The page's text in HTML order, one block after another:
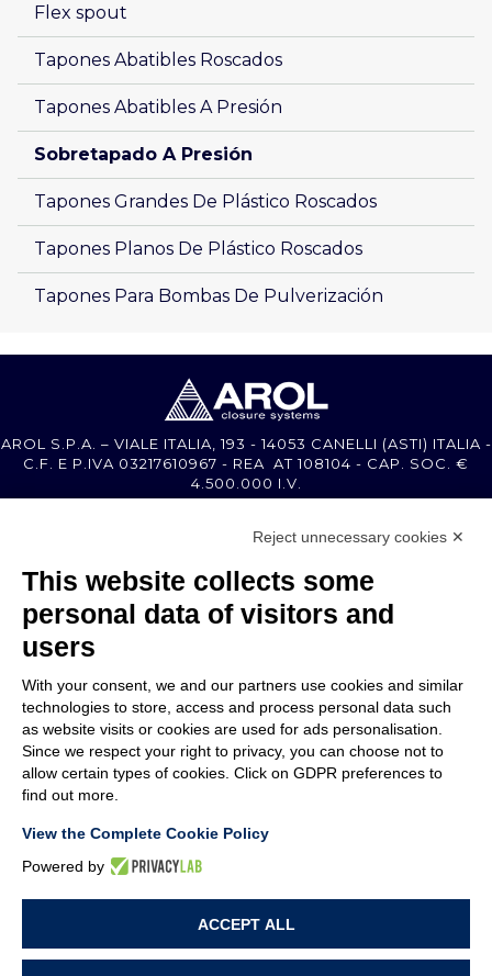
Flex spout
Tapones Abatibles Roscados
Tapones Abatibles A Presión
Sobretapado A Presión
Tapones Grandes De Plástico Roscados
Tapones Planos De Plástico Roscados
Tapones Para Bombas De Pulverización
AROL S.P.A. – VIALE ITALIA, 193 - 14053 CANELLI (ASTI) ITALIA -
C.F. E P.IVA 03217610967 - REA AT 108104 - CAP. SOC. €
4.500.000 I.V.
MEMBER OF
EMPRESA
ATENCIÓN AL CLIENTE
ÚNETE A NOSOTROS
TERMS & CONDITIONS
CODE OF ETHICS
WHISTLEBLOWING
POLÍTICA DE PRIVACIDAD
POLÍTICA DE COOKIES
Reject unnecessary cookies ✕
This website collects some
personal data of visitors and
users
With your consent, we and our partners use cookies and similar
technologies to store, access and process personal data such
as website visits or cookies are used for ads personalisation.
Since we respect your right to privacy, you can choose not to
allow certain types of cookies. Click on GDPR preferences to
find out more.
View the Complete Cookie Policy
Powered by
ACCEPT ALL